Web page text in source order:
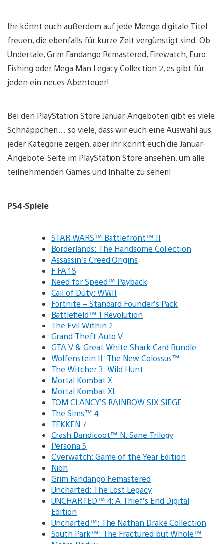
Ihr könnt euch außerdem auf jede Menge digitale Titel
freuen, die ebenfalls für kurze Zeit vergünstigt sind. Ob
Undertale, Grim Fandango Remastered, Firewatch, Euro
Fishing oder Mega Man Legacy Collection 2, es gibt für
jeden ein neues Abenteuer!
Bei den PlayStation Store Januar-Angeboten gibt es viele
Schnäppchen… so viele, dass wir euch eine Auswahl aus
jeder Kategorie zeigen, aber ihr könnt euch die Januar-
Angebote-Seite im PlayStation Store ansehen, um alle
teilnehmenden Games und Inhalte zu sehen!
PS4-Spiele
STAR WARS™ Battlefront™ II
Borderlands: The Handsome Collection
Assassin’s Creed Origins
FIFA 18
Need for Speed™ Payback
Call of Duty: WWII
Fortnite – Standard Founder’s Pack
Battlefield™ 1 Revolution
The Evil Within 2
Grand Theft Auto V
GTA V & Great White Shark Card Bundle
Wolfenstein II: The New Colossus™
The Witcher 3: Wild Hunt
Mortal Kombat X
Mortal Kombat XL
TOM CLANCY’S RAINBOW SIX SIEGE
The Sims™ 4
TEKKEN 7
Crash Bandicoot™ N. Sane Trilogy
Persona 5
Overwatch: Game of the Year Edition
Nioh
Grim Fandango Remastered
Uncharted: The Lost Legacy
UNCHARTED™ 4: A Thief’s End Digital
Edition
Uncharted™: The Nathan Drake Collection
South Park™: The Fractured but Whole™